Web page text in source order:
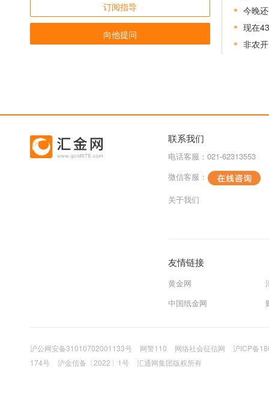
订阅指导
向他提问
今晚
现在
非农
联系我们
电话客服：021-62313553
微信客服：
关于我们
友情链接
黄金网
中国纸金网
沪公网安备31010702001133号 网警110 网络社会征信网
沪ICP备
174号
沪金信备〔2022〕1号 汇通网集团版权所有